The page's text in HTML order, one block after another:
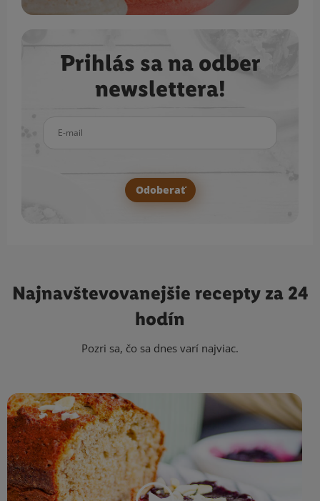
Prihlás sa na odber
newslettera!
Odoberať
Najnavštevovanejšie recepty za 24
hodín
Pozri sa, čo sa dnes varí najviac.